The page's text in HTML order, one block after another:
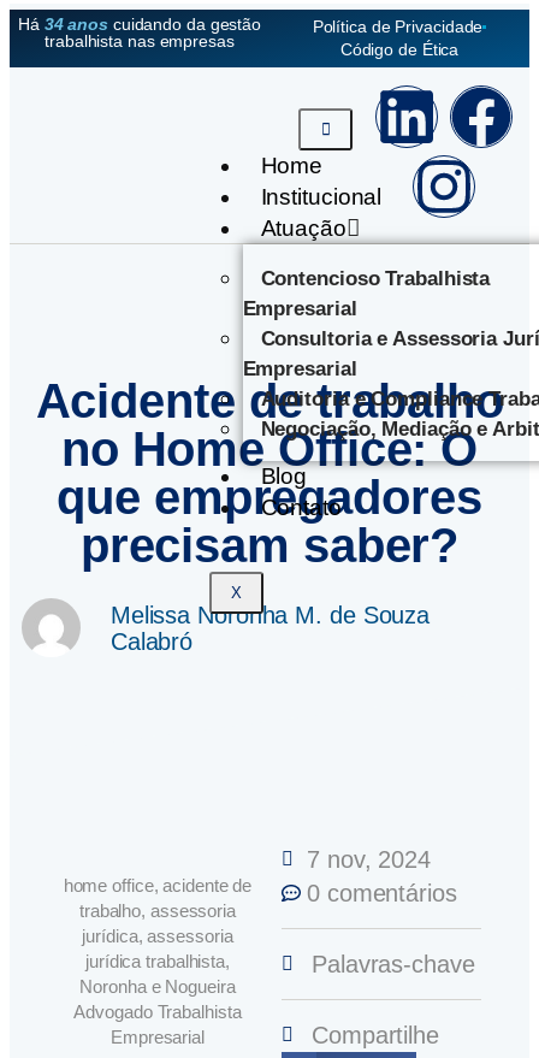
Há 34 anoscuidando da gestão
trabalhista nas empresas
Política de Privacidade
Código de Ética
Home
Institucional
Atuação
Contencioso Trabalhista
Empresarial
Consultoria e Assessoria
Empresarial
Auditoria e Compliance
Negociação, Mediação e
Blog
Contato
X
Acidente de trabalho
no Home Office: O
que empregadores
precisam saber?
Melissa Noronha M. de Souza
Calabró
home office, acidente de
trabalho, assessoria
jurídica, assessoria
jurídica trabalhista,
Noronha e Nogueira
Advogado Trabalhista
Empresarial
7 nov, 2024
0 comentários
Palavras-chave
Compartilhe